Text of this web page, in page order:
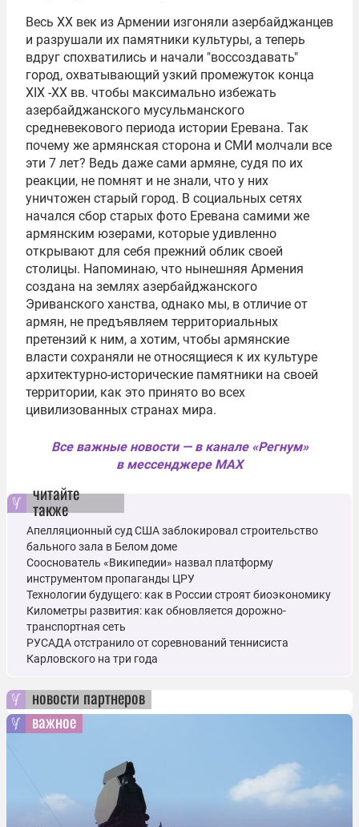
Весь XX век из Армении изгоняли азербайджанцев
и разрушали их памятники культуры, а теперь
вдруг спохватились и начали "воссоздавать"
город, охватывающий узкий промежуток конца
XIX -XX вв. чтобы максимально избежать
азербайджанского мусульманского
средневекового периода истории Еревана. Так
почему же армянская сторона и СМИ молчали все
эти 7 лет? Ведь даже сами армяне, судя по их
реакции, не помнят и не знали, что у них
уничтожен старый город. В социальных сетях
начался сбор старых фото Еревана самими же
армянским юзерами, которые удивленно
открывают для себя прежний облик своей
столицы. Напоминаю, что нынешняя Армения
создана на землях азербайджанского
Эриванского ханства, однако мы, в отличие от
армян, не предъявляем территориальных
претензий к ним, а хотим, чтобы армянские
власти сохраняли не относящиеся к их культуре
архитектурно-исторические памятники на своей
территории, как это принято во всех
цивилизованных странах мира.
Все важные новости — в канале «Регнум»
в мессенджере MAX
читайте
также
Апелляционный суд США заблокировал строительство
бального зала в Белом доме
Сооснователь «Википедии» назвал платформу
инструментом пропаганды ЦРУ
Технологии будущего: как в России строят биоэкономику
Километры развития: как обновляется дорожно-
транспортная сеть
РУСАДА отстранило от соревнований теннисиста
Карловского на три года
новости партнеров
важное